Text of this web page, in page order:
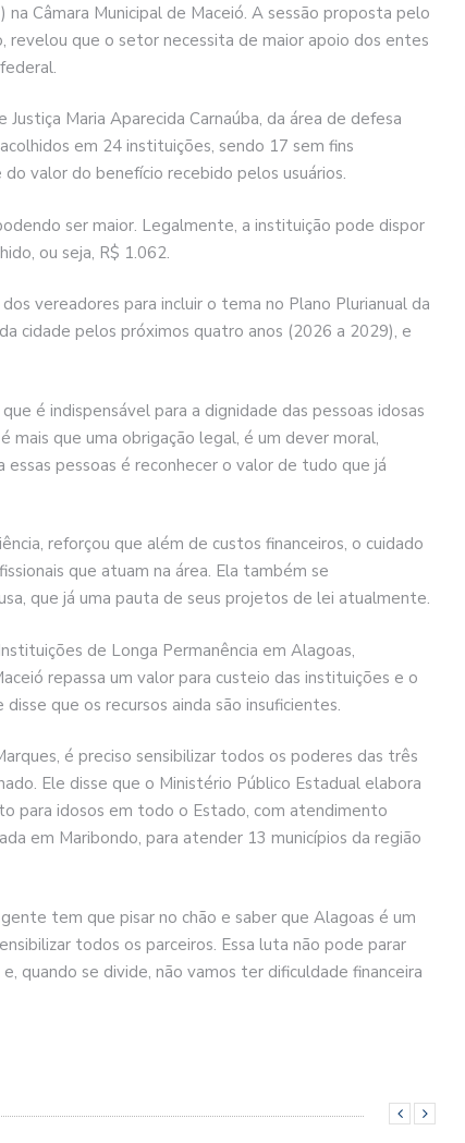
Câmara Municipal de Maceió. A sessão proposta pelo
revelou que o setor necessita de maior apoio dos entes
Maria Aparecida Carnaúba, da área de defesa
em 24 instituições, sendo 17 sem fins
valor do benefício recebido pelos usuários.
ser maior. Legalmente, a instituição pode dispor
ou seja, R$ 1.062.
vereadores para incluir o tema no Plano Plurianual da
cidade pelos próximos quatro anos (2026 a 2029), e
é indispensável para a dignidade das pessoas idosas
mais que uma obrigação legal, é um dever moral,
pessoas é reconhecer o valor de tudo que já
reforçou que além de custos financeiros, o cuidado
que atuam na área. Ela também se
que já uma pauta de seus projetos de lei atualmente.
de Longa Permanência em Alagoas,
repassa um valor para custeio das instituições e o
que os recursos ainda são insuficientes.
é preciso sensibilizar todos os poderes das três
Ele disse que o Ministério Público Estadual elabora
para idosos em todo o Estado, com atendimento
em Maribondo, para atender 13 municípios da região
tem que pisar no chão e saber que Alagoas é um
todos os parceiros. Essa luta não pode parar
quando se divide, não vamos ter dificuldade financeira